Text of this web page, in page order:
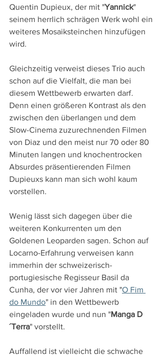
Quentin Dupieux, der mit "Yannick"
seinem herrlich schrägen Werk wohl ein
weiteres Mosaiksteinchen hinzufügen
wird.
Gleichzeitig verweist dieses Trio auch
schon auf die Vielfalt, die man bei
diesem Wettbewerb erwarten darf.
Denn einen größeren Kontrast als den
zwischen den überlangen und dem
Slow-Cinema zuzurechnenden Filmen
von Diaz und den meist nur 70 oder 80
Minuten langen und knochentrocken
Absurdes präsentierenden Filmen
Dupieuxs kann man sich wohl kaum
vorstellen.
Wenig lässt sich dagegen über die
weiteren Konkurrenten um den
Goldenen Leoparden sagen. Schon auf
Locarno-Erfahrung verweisen kann
immerhin der schweizerisch-
portugiesische Regisseur Basil da
Cunha, der vor vier Jahren mit "O Fim
do Mundo" in den Wettbewerb
eingeladen wurde und nun "Manga D
´Terra" vorstellt.
Auffallend ist vielleicht die schwache